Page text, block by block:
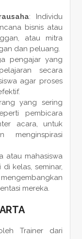
: Individu
bisnis atau
atau mitra
dan peluang.
pengajar yang
secara
agar proses
yang sering
pembicara
acara, untuk
menginspirasi
atau mahasiswa
kelas, seminar,
mereka.
Trainer dari